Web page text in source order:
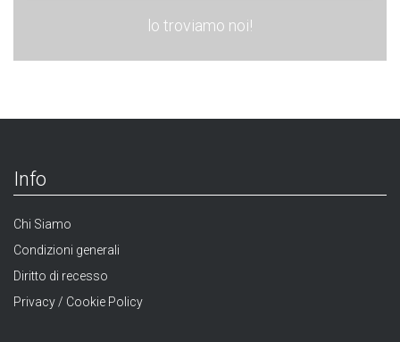
lo troviamo noi!
Info
Chi Siamo
Condizioni generali
Diritto di recesso
Privacy / Cookie Policy